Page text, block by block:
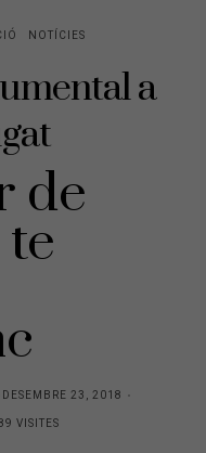
NOTÍCIES
a
de
P
O
DESEMBRE 23, 2018
VISITES